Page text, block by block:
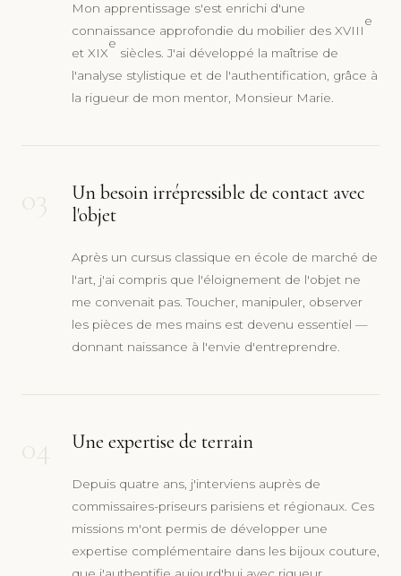
Mon apprentissage s'est enrichi d'une
connaissance approfondie du mobilier des XVIII
e
et XIX
e
siècles. J'ai développé la maîtrise de
l'analyse stylistique et de l'authentification, grâce à
la rigueur de mon mentor, Monsieur Marie.
03
Un besoin irrépressible de contact avec
l'objet
Après un cursus classique en école de marché de
l'art, j'ai compris que l'éloignement de l'objet ne
me convenait pas. Toucher, manipuler, observer
les pièces de mes mains est devenu essentiel —
donnant naissance à l'envie d'entreprendre.
04 Une expertise de terrain
Depuis quatre ans, j'interviens auprès de
commissaires-priseurs parisiens et régionaux. Ces
missions m'ont permis de développer une
expertise complémentaire dans les bijoux couture,